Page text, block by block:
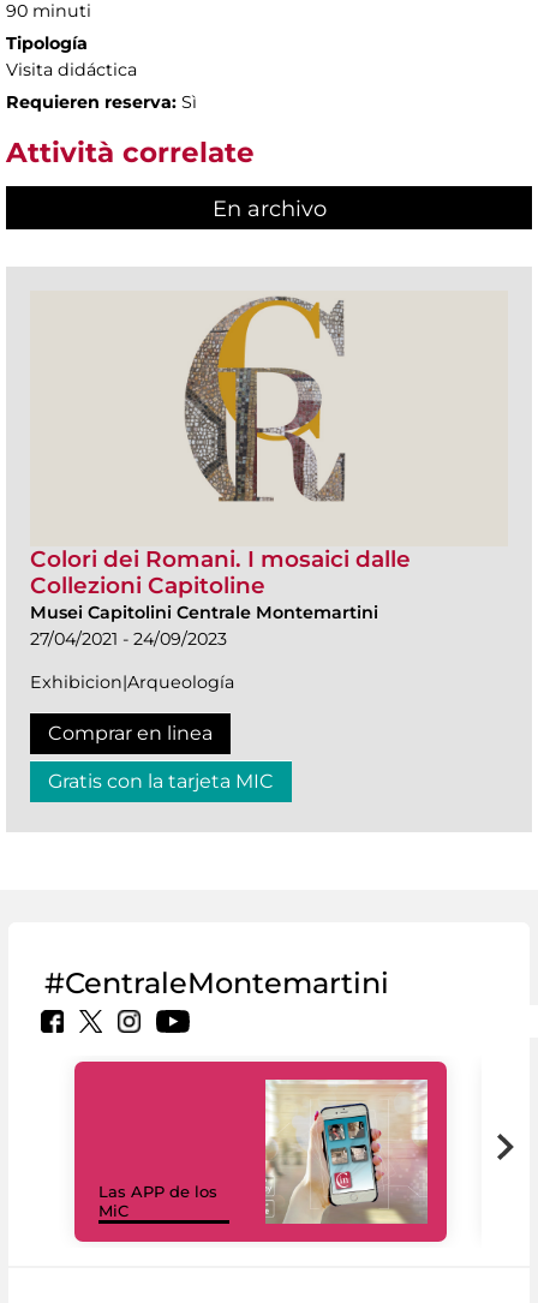
90 minuti
Tipología
Visita didáctica
Requieren reserva: Sì
Attività correlate
En archivo
Colori dei Romani. I mosaici dalle
Collezioni Capitoline
Musei Capitolini Centrale Montemartini
27/04/2021 - 24/09/2023
Exhibicion|Arqueología
Comprar en linea
Gratis con la tarjeta MIC
#CentraleMontemartini
Las APP de los
MiC